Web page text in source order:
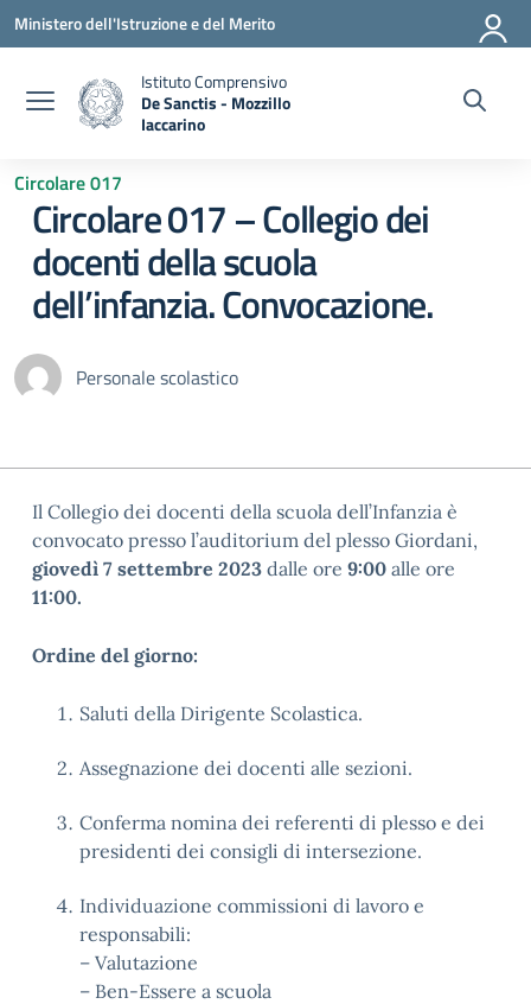
Vai ai contenuti
Vai al menu di navigazione
Vai al footer
Ministero dell'Istruzione e del Merito
Istituto Comprensivo
De Sanctis - Mozzillo
Iaccarino
Circolare 017
Circolare 017 – Collegio dei
docenti della scuola
dell’infanzia. Convocazione.
Personale scolastico
Il Collegio dei docenti della scuola dell’Infanzia è
convocato presso l’auditorium del plesso Giordani,
giovedì 7 settembre 2023 dalle ore 9:00 alle ore
11:00.
Ordine del giorno:
Saluti della Dirigente Scolastica.
Assegnazione dei docenti alle sezioni.
Conferma nomina dei referenti di plesso e dei
presidenti dei consigli di intersezione.
Individuazione commissioni di lavoro e
responsabili:
– Valutazione
– Ben-Essere a scuola